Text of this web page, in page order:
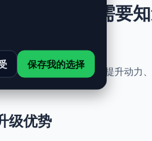
：你需要
无需机械改动，即可提升动力
级优势
保存我的选择